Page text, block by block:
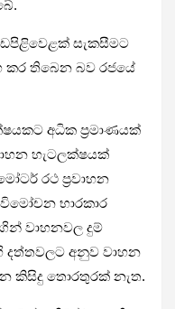
සැකසීමට
තිබෙන බව රජයේ
අධික ප්‍රමාණයක්
හැටලක්ෂයක්
රථ ප්‍රවාහන
භාරකාර
වාහනවල දුම්
අනුව වාහන
කිසිදු තොරතුරක් නැත.